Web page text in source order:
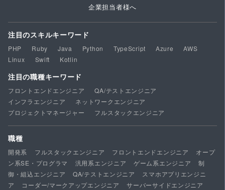
企業担当者様へ
注目のスキルキーワード
PHP Ruby Java Python TypeScript Azure
AWS
Linux
Swift Kotlin
注目の職種キーワード
フロントエンドエンジニア
QA/テストエンジニア
インフラエンジニア
ネットワークエンジニア
プロジェクトマネージャー
フルスタックエンジニア
職種
開発系 フルスタックエンジニア フロントエンドエンジニア
オープ
ン系SE・プログラマ
汎用系エンジニア ゲーム系エンジニア
制
御・組込エンジニア
QA/テストエンジニア
スマホアプリエンジニ
ア
コーダー/マークアップエンジニア
サーバーサイドエンジニア